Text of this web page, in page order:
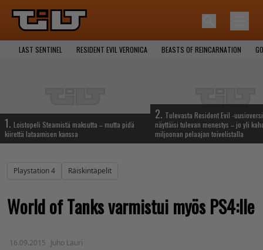
LAST SENTINEL RESIDENT EVIL VERONICA BEASTS OF REINCARNATION
1. Loistopeli Steamistä maksutta – mutta pidä
kiirettä lataamisen kanssa
2. Tulevasta Resident Evil -
näyttäisi tulevan menestys – jo yli
miljoonan pelaajan toivelistalla
Playstation 4 Räiskintäpelit
World of Tanks varmistui myös PS4:lle
16.09.2015 Juho Lauri